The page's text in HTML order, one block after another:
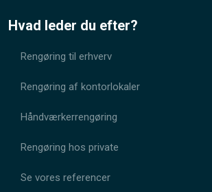
Hvad leder du efter?
Rengøring til erhverv
Rengøring af kontorlokaler
Håndværkerrengøring
Rengøring hos private
Se vores referencer